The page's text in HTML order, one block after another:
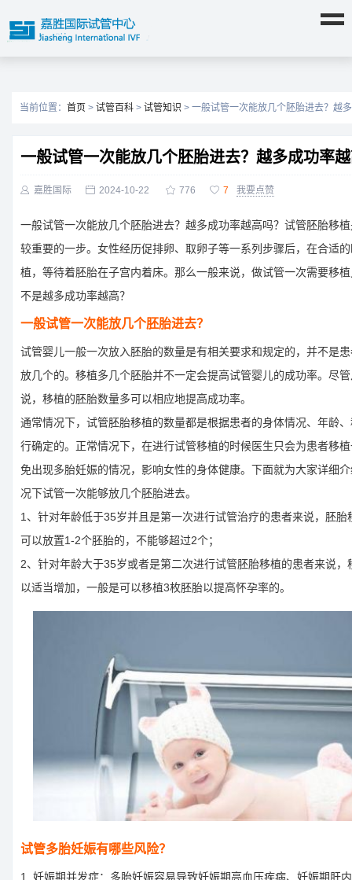
当前位置： 首页 > 试管百科 > 试管知识 > 一般试管一次能放几个胚胎进去？越
一般试管一次能放几个胚胎进去？越多成功率
 嘉胜国际  2024-10-22  776  7 我要点赞
一般试管一次能放几个胚胎进去？越多成功率越高吗？试管胚胎移
较重要的一步。女性经历促排卵、取卵子等一系列步骤后，在合适
植，等待着胚胎在子宫内着床。那么一般来说，做试管一次需要移
不是越多成功率越高？
一般试管一次能放几个胚胎进去？
试管婴儿一般一次放入胚胎的数量是有相关要求和规定的，并不是
放几个的。移植多几个胚胎并不一定会提高试管婴儿的成功率。尽
说，移植的胚胎数量多可以相应地提高成功率。
通常情况下，试管胚胎移植的数量都是根据患者的身体情况、年龄
行确定的。正常情况下，在进行试管移植的时候医生只会为患者移
免出现多胎妊娠的情况，影响女性的身体健康。下面就为大家详细
况下试管一次能够放几个胚胎进去。
1、针对年龄低于35岁并且是第一次进行试管治疗的患者来说，胚胎
可以放置1-2个胚胎的，不能够超过2个；
2、针对年龄大于35岁或者是第二次进行试管胚胎移植的患者来说，
以适当增加，一般是可以移植3枚胚胎以提高怀孕率的。
试管多胎妊娠有哪些风险？
1. 妊娠期并发症：多胎妊娠容易导致妊娠期高血压疾病、妊娠期肝